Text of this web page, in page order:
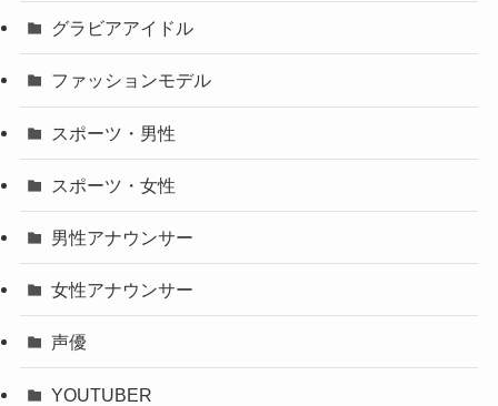
グラビアアイドル
ファッションモデル
スポーツ・男性
スポーツ・女性
男性アナウンサー
女性アナウンサー
声優
YOUTUBER